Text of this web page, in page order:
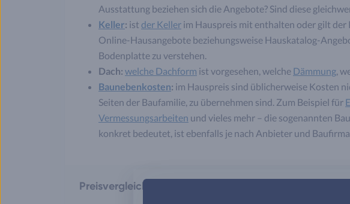
Ausstattung beziehen sich die Angebote? Sind diese
Keller: ist der Keller im Hauspreis mit enthalten oder gilt der
Online-Hausangebote beziehungsweise Hauskatalog-
Bodenplatte zu verstehen.
Dach: welche Dachform ist vorgesehen, welche Dämmung,
Baunebenkosten: im Hauspreis sind üblicherweise Kosten
Seiten der Baufamilie, zu übernehmen sind. Zum Beispiel für
Vermessungsarbeiten und vieles mehr – die sogenannten
konkret bedeutet, ist ebenfalls je nach Anbieter und
Preisvergleich für Häuser: Weiterführende Informationen